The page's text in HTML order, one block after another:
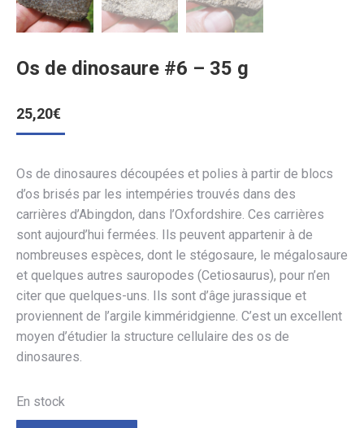
Os de dinosaure #6 – 35 g
25,20€
Os de dinosaures découpées et polies à partir de blocs
d’os brisés par les intempéries trouvés dans des
carrières d’Abingdon, dans l’Oxfordshire. Ces carrières
sont aujourd’hui fermées. Ils peuvent appartenir à de
nombreuses espèces, dont le stégosaure, le mégalosaure
et quelques autres sauropodes (Cetiosaurus), pour n’en
citer que quelques-uns. Ils sont d’âge jurassique et
proviennent de l’argile kimméridgienne. C’est un excellent
moyen d’étudier la structure cellulaire des os de
dinosaures.
En stock